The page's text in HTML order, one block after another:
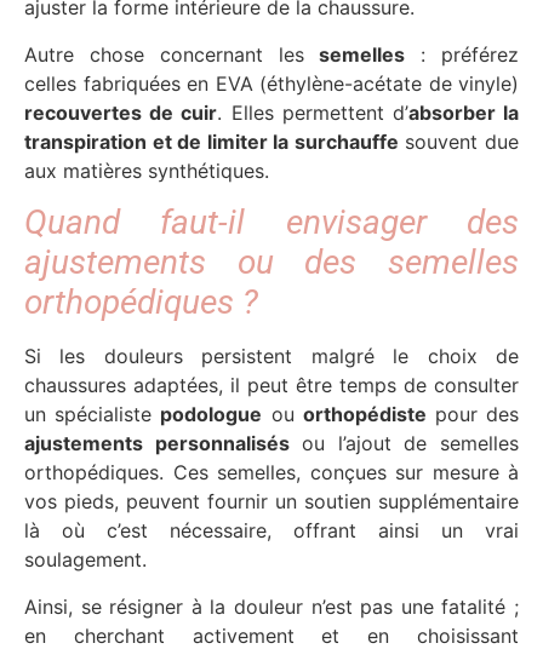
ajuster la forme intérieure de la chaussure.
Autre chose concernant lessemelles : préférez
celles fabriquées en EVA (éthylène-acétate de vinyle)
recouvertes de cuir. Elles permettent d’absorber la
transpiration et de limiter la surchauffe souvent due
aux matières synthétiques.
Quand faut-il envisager des
ajustements ou des semelles
orthopédiques ?
Si les douleurs persistent malgré le choix de
chaussures adaptées, il peut être temps de consulter
un spécialiste podologue ou orthopédiste pour des
ajustements personnalisésou l’ajout de semelles
orthopédiques. Ces semelles, conçues sur mesure à
vos pieds, peuvent fournir un soutien supplémentaire
là où c’est nécessaire, offrant ainsi un vrai
soulagement.
Ainsi, se résigner à la douleur n’est pas une fatalité ;
en cherchant activement et en choisissant